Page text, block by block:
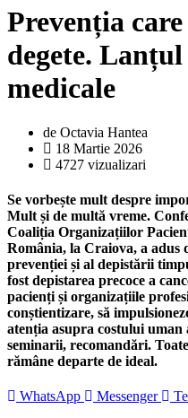
Prevenția
degete.
medicale
de Octavia Hantea
18 Martie 2026
4727 vizualizari
Se vorbește mult despre
Mult și de multă vreme.
Coaliția Organizațiilor
România, la Craiova, a
prevenției și al depistării
fost depistarea precoce a
pacienți și organizațiile
conștientizare, să
atenția asupra costului
seminarii, recomandări.
rămâne departe de ideal.
WhatsApp Messenger